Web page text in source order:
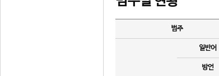
범주
일반어
방언